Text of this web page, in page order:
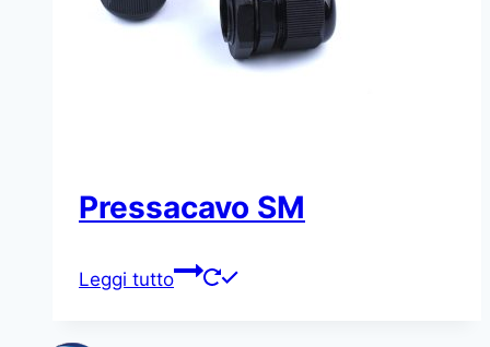
Pressacavo SM
Leggi tutto